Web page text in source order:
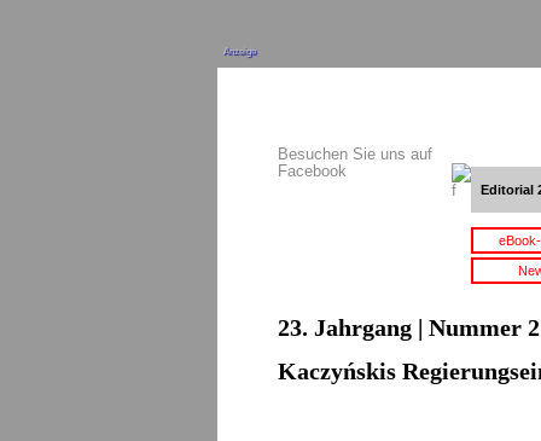
Anzeige
Besuchen Sie uns auf
Facebook
Editorial
23. Jahrgang | Nummer
Kaczyńskis